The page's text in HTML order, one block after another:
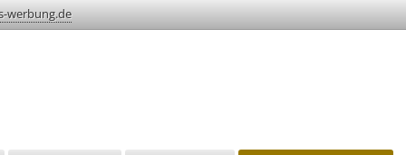
werbung.de